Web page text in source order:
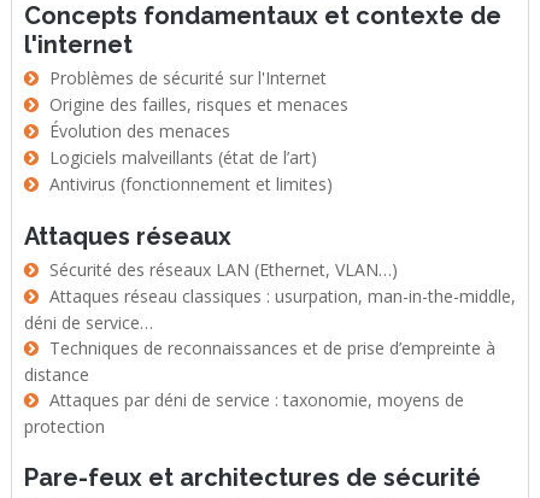
Concepts fondamentaux et contexte de
l'internet
Problèmes de sécurité sur l'Internet
Origine des failles, risques et menaces
Évolution des menaces
Logiciels malveillants (état de l’art)
Antivirus (fonctionnement et limites)
Attaques réseaux
Sécurité des réseaux LAN (Ethernet, VLAN…)
déni de service…
distance
protection
Pare-feux et architectures de sécurité